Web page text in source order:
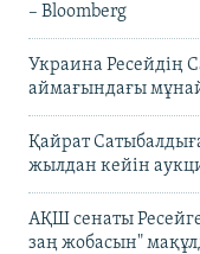
– Bloomberg
Украина Ресейдің
аймағындағы
Қайрат
жылдан кейін
АҚШ сенаты
заң жобасын"